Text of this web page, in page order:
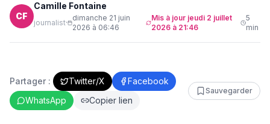
CF
Camille Fontaine
journalist·
dimanche 21 juin
2026 à 06:46
Mis à jour jeudi 2 juillet
2026 à 21:46
5
min
Partager : Twitter/X
Facebook
WhatsApp
Copier lien
Sauvegarder